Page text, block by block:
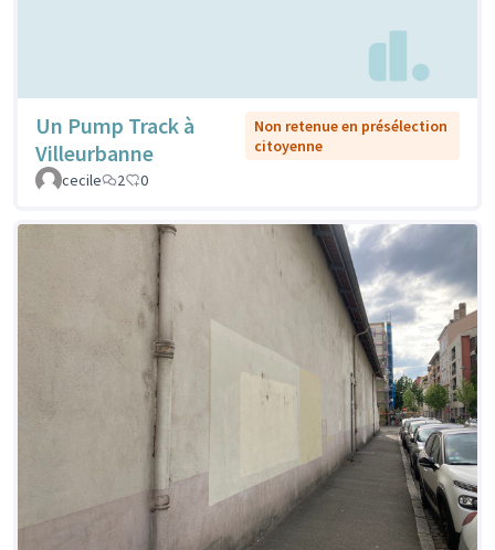
Un Pump Track à
Villeurbanne
Non retenue en présélection
citoyenne
cecile
2 0